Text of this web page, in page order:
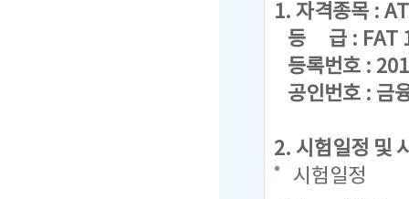
1. 자격종목 :
등 급 : FAT 1
등록번호 :
공인번호 : 금
2. 시험일정 및
시험일정